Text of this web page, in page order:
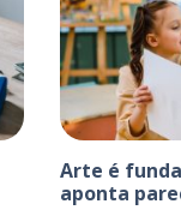
Arte é
aponta